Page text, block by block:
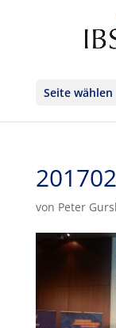
Seite wählen
von Peter